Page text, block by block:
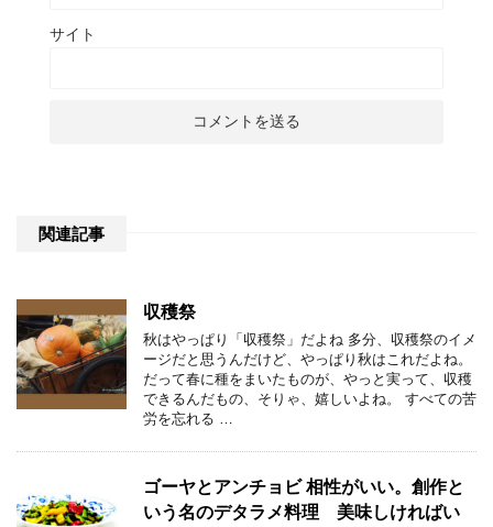
サイト
関連記事
収穫祭
秋はやっぱり「収穫祭」だよね 多分、収穫祭のイメ
ージだと思うんだけど、やっぱり秋はこれだよね。
だって春に種をまいたものが、やっと実って、収穫
できるんだもの、そりゃ、嬉しいよね。 すべての苦
労を忘れる …
ゴーヤとアンチョビ 相性がいい。創作と
いう名のデタラメ料理 美味しければい